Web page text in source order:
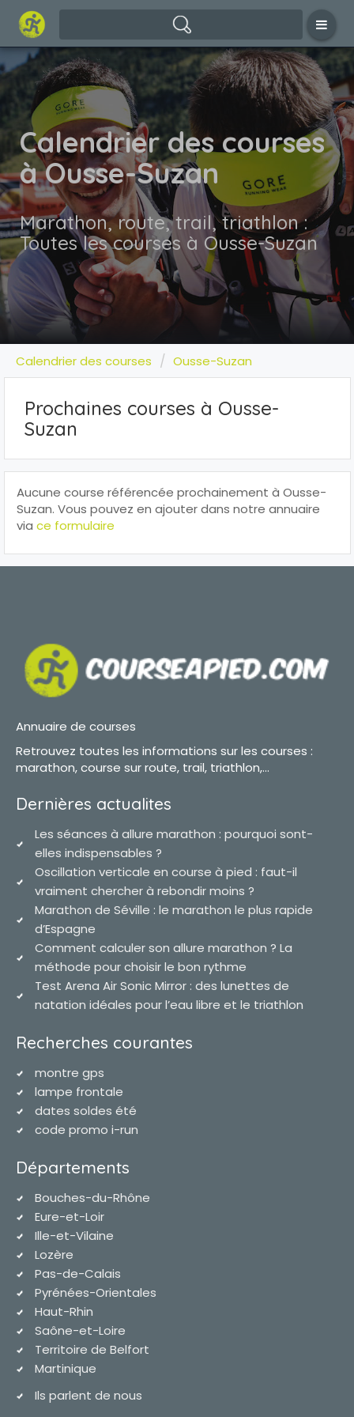
Calendrier des courses
à Ousse-Suzan
Marathon, route, trail, triathlon :
Toutes les courses à Ousse-Suzan
Calendrier des courses Ousse-Suzan
Prochaines courses à Ousse-
Suzan
Aucune course référencée prochainement à Ousse-
Suzan. Vous pouvez en ajouter dans notre annuaire
via ce formulaire
Annuaire de courses
Retrouvez toutes les informations sur les courses :
marathon, course sur route, trail, triathlon,...
Dernières actualites
Les séances à allure marathon : pourquoi sont-
elles indispensables ?
Oscillation verticale en course à pied : faut-il
vraiment chercher à rebondir moins ?
Marathon de Séville : le marathon le plus rapide
d’Espagne
Comment calculer son allure marathon ? La
méthode pour choisir le bon rythme
Test Arena Air Sonic Mirror : des lunettes de
natation idéales pour l’eau libre et le triathlon
Recherches courantes
montre gps
lampe frontale
dates soldes été
code promo i-run
Départements
Bouches-du-Rhône
Eure-et-Loir
Ille-et-Vilaine
Lozère
Pas-de-Calais
Pyrénées-Orientales
Haut-Rhin
Saône-et-Loire
Territoire de Belfort
Martinique
Ils parlent de nous